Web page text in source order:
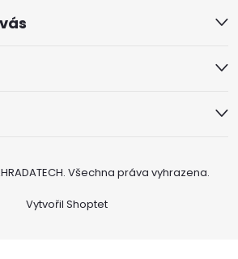
Vytvořil Shoptet
. Všechna práva vyhrazena.